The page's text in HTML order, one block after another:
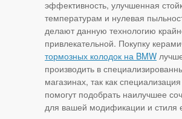
эффективность, улучшенная
температурам и нулевая
делают данную технологию
привлекательной. Покупку
тормозных колодок на BMW
производить в
магазинах, так как
помогут подобрать наилучшее
для вашей модификации и стиля